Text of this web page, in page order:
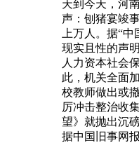
天到今天，河
声：刨猪宴竣
上万人。据“
现实且性的声
人力资本社会
此，机关全面
校教师做出或
厉冲击整治收
望》就抛出沉
据中国旧事网